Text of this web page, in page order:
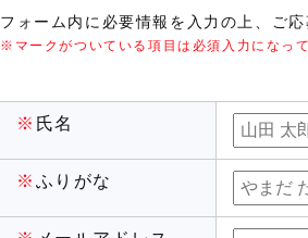
フォーム内に必要情報を入力の上、ご応
※マークがついている項目は必須入力になって
※ 氏名
※ ふりがな